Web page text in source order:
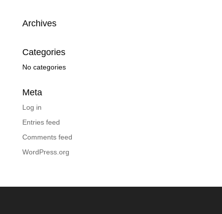
Archives
Categories
No categories
Meta
Log in
Entries feed
Comments feed
WordPress.org